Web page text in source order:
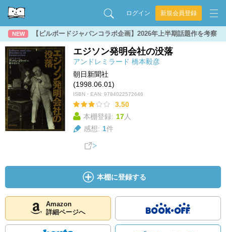
ログイン 新規会員登録
NEW 【ビルボードジャパンコラボ企画】2026年上半期話題作を考察
エジソン発明会社の没落
アンドレミラード 橋本毅彦
朝日新聞社
(1998.06.01)
ISBN・EAN: 9784022572646
3.50
本棚登録: 17人
感想: 1件
本棚に登録する
Amazon
詳細ページへ